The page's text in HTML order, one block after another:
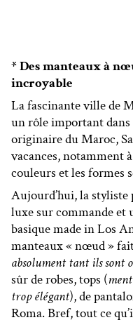
* Des manteaux à
incroyable
La fascinante ville de
un rôle important dans
originaire du Maroc,
vacances, notamment
couleurs et les formes
Aujourd’hui, la styliste
luxe sur commande et
basique made in Los
manteaux « nœud »
absolument tant ils sont
sûr de robes, tops (
trop élégant), de
Roma. Bref, tout ce